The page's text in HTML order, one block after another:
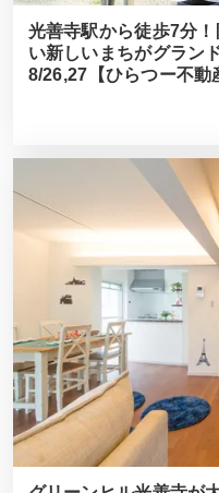
光善寺駅から徒歩7分
い新しいまちがグラン
8/26,27【ひらつー不動